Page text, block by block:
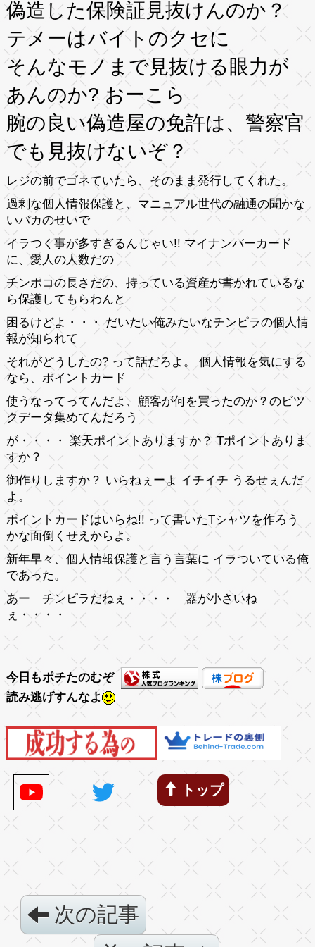
偽造した保険証見抜けんのか？
テメーはバイトのクセに
そんなモノまで見抜ける眼力が
あんのか? おーこら
腕の良い偽造屋の免許は、警察官
でも見抜けないぞ？
レジの前でゴネていたら、そのまま発行してくれた。
過剰な個人情報保護と、マニュアル世代の融通の聞かな
いバカのせいで
イラつく事が多すぎるんじゃい!! マイナンバーカード
に、愛人の人数だの
チンポコの長さだの、持っている資産が書かれているな
ら保護してもらわんと
困るけどよ・・・ だいたい俺みたいなチンピラの個人情
報が知られて
それがどうしたの? って話だろよ。 個人情報を気にする
なら、ポイントカード
使うなってってんだよ、顧客が何を買ったのか？のビツ
クデータ集めてんだろう
が・・・・ 楽天ポイントありますか？ Tポイントありま
すか？
御作りしますか？ いらねぇーよ イチイチ うるせぇんだ
よ。
ポイントカードはいらね!! って書いたTシャツを作ろう
かな面倒くせえからよ。
新年早々、個人情報保護と言う言葉に イラついている俺
であった。
あー チンピラだねぇ・・・・ 器が小さいね
ぇ・・・・
今日もポチたのむぞ
読み逃げすんなよ
トップ
次の記事